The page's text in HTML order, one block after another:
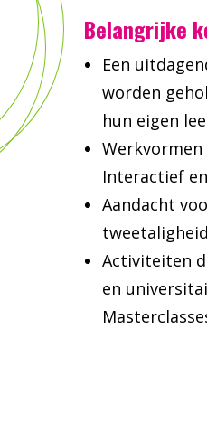
Belangrijke
Een
worden
hun eigen
Werkvormen
Interactief
Aandacht
tweetaligheid
Activiteiten
en